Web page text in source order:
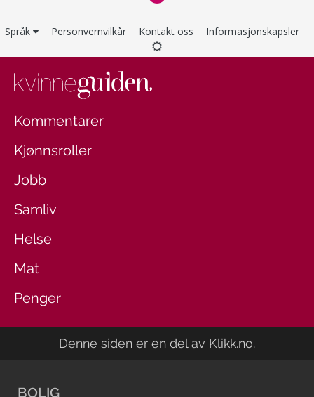
Språk Personvernvilkår Kontakt oss Informasjonskapsler
Kommentarer
Kjønnsroller
Jobb
Samliv
Helse
Mat
Penger
Denne siden er en del av Klikk.no.
BOLIG